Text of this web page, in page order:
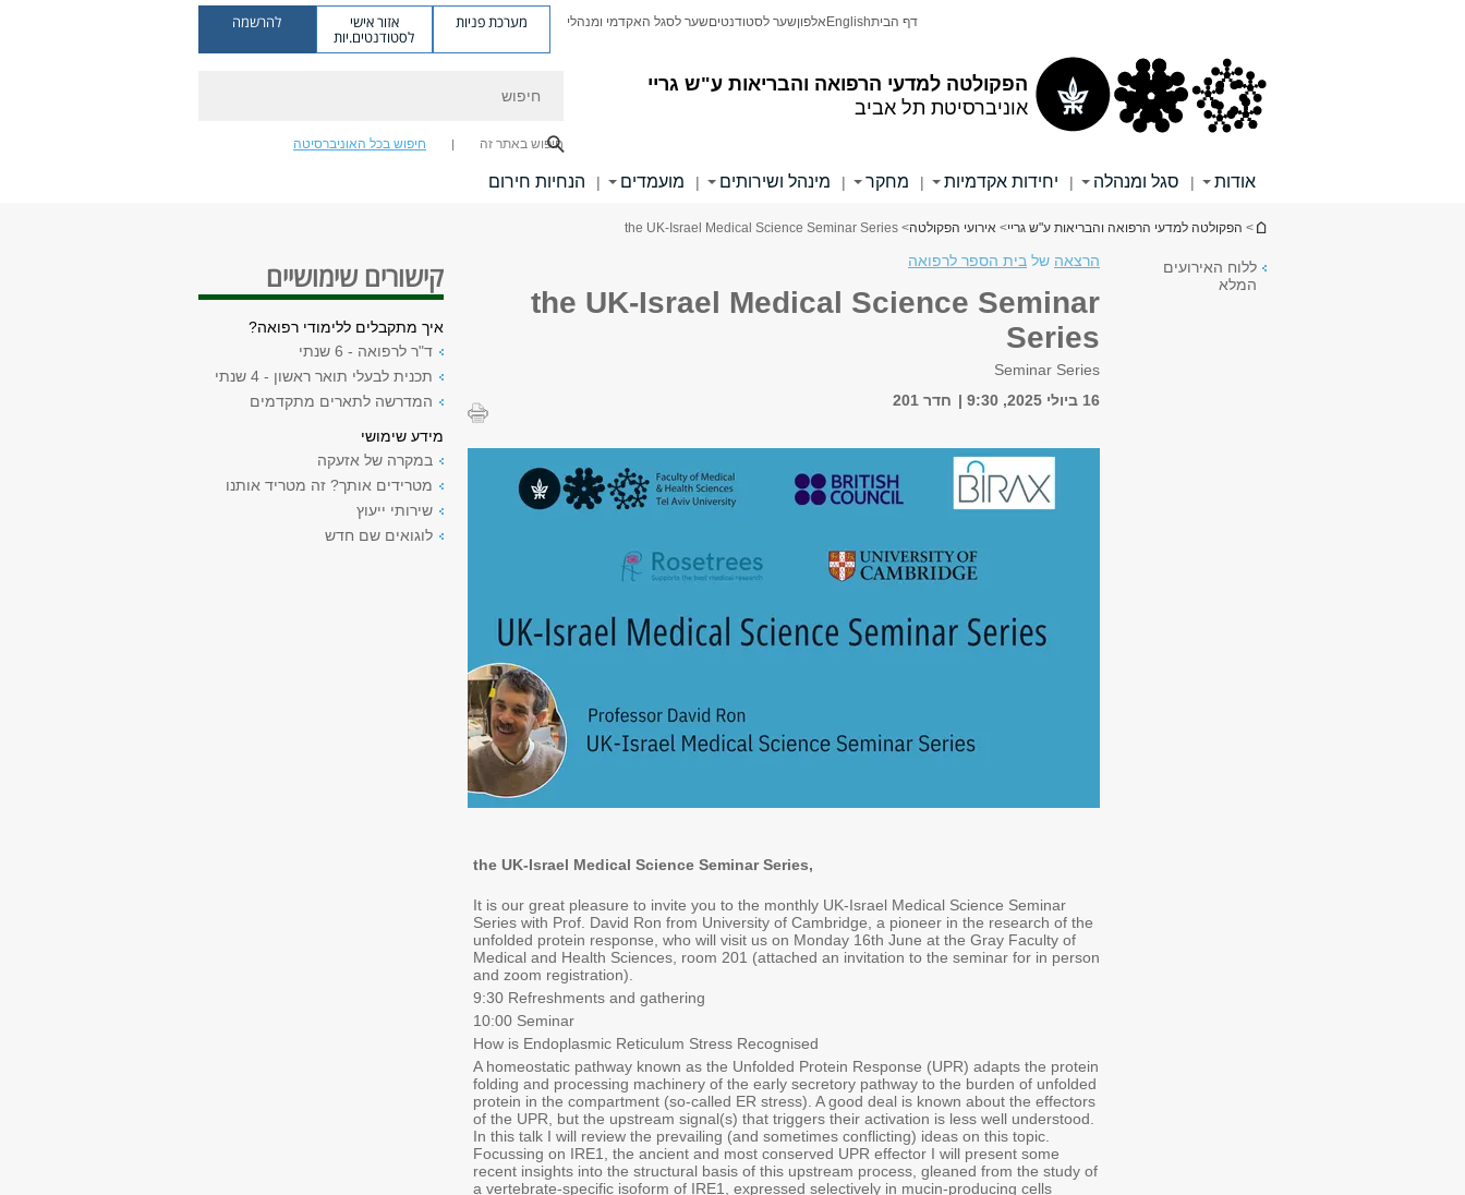
הפקולטה למדעי הרפואה והבריאות ע"ש גריי
אוניברסיטת תל אביב
דף הביתEnglish אלפוןשער לסטודנטיםשער לסגל האקדמי ומנהלי מערכת פניות אזור אישי
לסטודנטים.יות
להרשמה
חיפוש באתר זה חיפוש בכל האוניברסיטה
אודות | סגל ומנהלה | יחידות אקדמיות | מחקר | מינהל ושירותים | מועמדים | הנחיות חירום
הינך נמצא כאן
> הפקולטה למדעי הרפואה והבריאות ע"ש גריי> אירועי הפקולטה> the UK-Israel Medical Science Seminar Series
ללוח האירועים
המלא
הרצאה של בית הספר לרפואה
the UK-Israel Medical Science Seminar
Series
Seminar Series
16 ביולי 2025, 9:30
חדר 201
the UK-Israel Medical Science Seminar Series,
It is our great pleasure to invite you to the monthly UK-Israel Medical Science Seminar
Series with Prof. David Ron from University of Cambridge, a pioneer in the research of the
unfolded protein response, who will visit us on Monday 16th June at the Gray Faculty of
Medical and Health Sciences, room 201 (attached an invitation to the seminar for in person
and zoom registration).
9:30 Refreshments and gathering
10:00 Seminar
How is Endoplasmic Reticulum Stress Recognised
A homeostatic pathway known as the Unfolded Protein Response (UPR) adapts the protein
folding and processing machinery of the early secretory pathway to the burden of unfolded
protein in the compartment (so-called ER stress). A good deal is known about the effectors
of the UPR, but the upstream signal(s) that triggers their activation is less well understood.
In this talk I will review the prevailing (and sometimes conflicting) ideas on this topic.
Focussing on IRE1, the ancient and most conserved UPR effector I will present some
recent insights into the structural basis of this upstream process, gleaned from the study of
a vertebrate-specific isoform of IRE1, expressed selectively in mucin-producing cells
קישורים שימושיים
איך מתקבלים ללימודי רפואה?
ד"ר לרפואה - 6 שנתי
תכנית לבעלי תואר ראשון - 4 שנתי
המדרשה לתארים מתקדמים
מידע שימושי
במקרה של אזעקה
מטרידים אותך? זה מטריד אותנו
שירותי ייעוץ
לוגואים שם חדש